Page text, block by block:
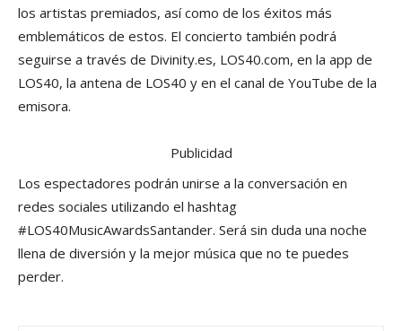
los artistas premiados, así como de los éxitos más
emblemáticos de estos. El concierto también podrá
seguirse a través de Divinity.es, LOS40.com, en la app de
LOS40, la antena de LOS40 y en el canal de YouTube de la
emisora.
Publicidad
Los espectadores podrán unirse a la conversación en
redes sociales utilizando el hashtag
#LOS40MusicAwardsSantander. Será sin duda una noche
llena de diversión y la mejor música que no te puedes
perder.